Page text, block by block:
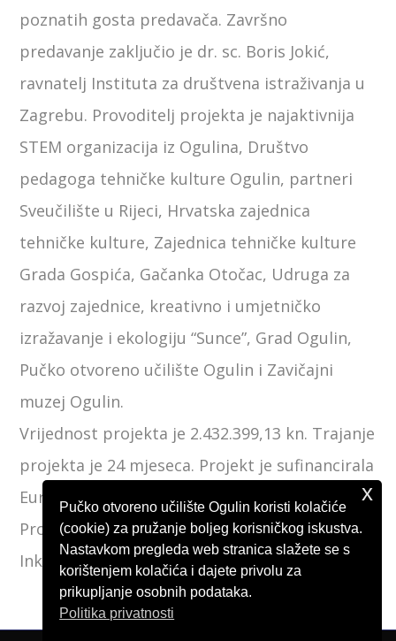
poznatih gosta predavača. Završno
predavanje zaključio je dr. sc. Boris Jokić,
ravnatelj Instituta za društvena istraživanja u
Zagrebu. Provoditelj projekta je najaktivnija
STEM organizacija iz Ogulina, Društvo
pedagoga tehničke kulture Ogulin, partneri
Sveučilište u Rijeci, Hrvatska zajednica
tehničke kulture, Zajednica tehničke kulture
Grada Gospića, Gačanka Otočac, Udruga za
razvoj zajednice, kreativno i umjetničko
izražavanje i ekologiju “Sunce”, Grad Ogulin,
Pučko otvoreno učilište Ogulin i Zavičajni
muzej Ogulin.
Vrijednost projekta je 2.432.399,13 kn. Trajanje
projekta je 24 mjeseca. Projekt je sufinancirala
Europska unija iz Europskog socijalnog fonda.
Projekt je izrađen u sklopu programa OCD
Inkubator Pučkog otvorenog učilišta Ogulin.
Pučko otvoreno učilište Ogulin koristi kolačiće
(cookie) za pružanje boljeg korisničkog iskustva.
Nastavkom pregleda web stranica slažete se s
korištenjem kolačića i dajete privolu za
prikupljanje osobnih podataka.
Politika privatnosti
x